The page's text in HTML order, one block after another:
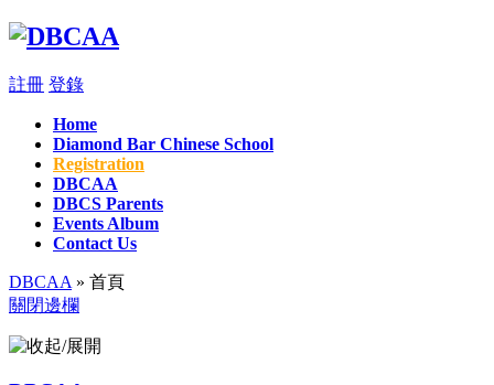
註冊 登錄
Home
Diamond Bar Chinese School
Registration
DBCAA
DBCS Parents
Events Album
Contact Us
DBCAA » 首頁
關閉邊欄